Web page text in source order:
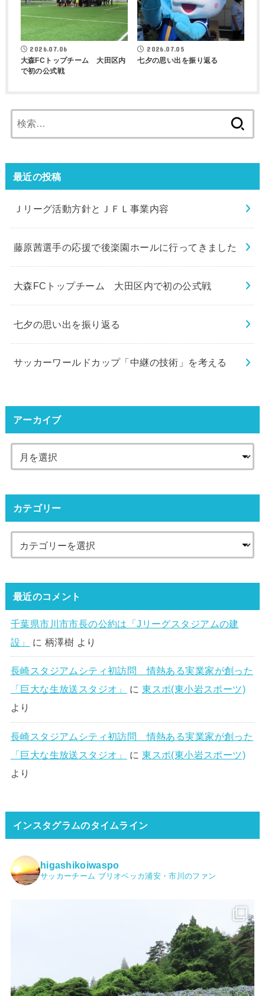
2026.07.06
大森FCトップチーム 大田区内
で初の公式戦
2026.07.05
七夕の思い出を振り返る
索:
最近の投稿
Ｊリーグ活動方針とＪＦＬ事業内容
藤原茜選手の応援で後楽園ホールに行ってきました
大森FCトップチーム 大田区内で初の公式戦
七夕の思い出を振り返る
サッカーワールドカップ「中継の技術」を考える
アーカイブ
カテゴリー
最近のコメント
千葉県市川市市長の公約は「Jリーグスタジアムの建
設」
に 柄澤樹 より
長崎スタジアムシティ初訪問 情熱ある実業家が創った
「巨大な生放送スタジオ」
に東スポ(東小岩スポーツ)
より
長崎スタジアムシティ初訪問 情熱ある実業家が創った
「巨大な生放送スタジオ」
に東スポ(東小岩スポーツ)
より
インスタグラムのタイムライン
higashikoiwaspo
サッカーチーム ブリオベッカ浦安・市川のファン